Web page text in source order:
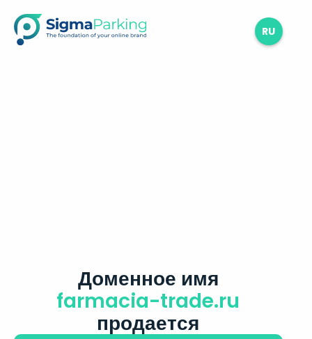
RU
Доменное имя
farmacia-trade.ru
продается